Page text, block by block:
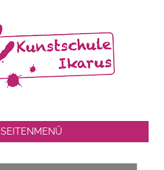
SEITENMENÜ